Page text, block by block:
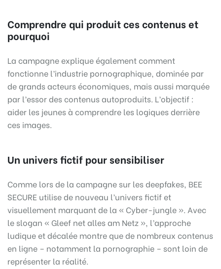
Comprendre qui produit ces contenus et
pourquoi
La campagne explique également comment
fonctionne l’industrie pornographique, dominée par
de grands acteurs économiques, mais aussi marquée
par l’essor des contenus autoproduits. L’objectif :
aider les jeunes à comprendre les logiques derrière
ces images.
Un univers fictif pour sensibiliser
Comme lors de la campagne sur les deepfakes, BEE
SECURE utilise de nouveau l’univers fictif et
visuellement marquant de la « Cyber-jungle ». Avec
le slogan « Gleef net alles am Netz », l’approche
ludique et décalée montre que de nombreux contenus
en ligne – notamment la pornographie – sont loin de
représenter la réalité.